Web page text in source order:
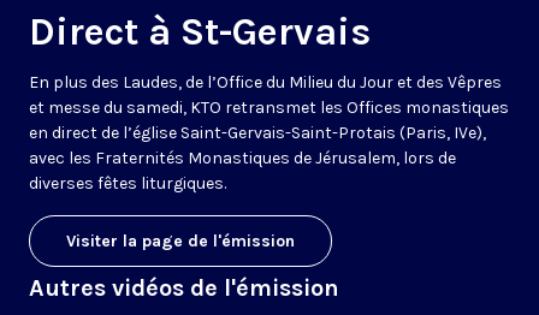
Direct à St-Gervais
En plus des Laudes, de l’Office du Milieu du Jour et des Vêpres
et messe du samedi, KTO retransmet les Offices monastiques
en direct de l’église Saint-Gervais-Saint-Protais (Paris, IVe),
avec les Fraternités Monastiques de Jérusalem, lors de
diverses fêtes liturgiques.
Visiter la page de l'émission
Autres vidéos de l'émission